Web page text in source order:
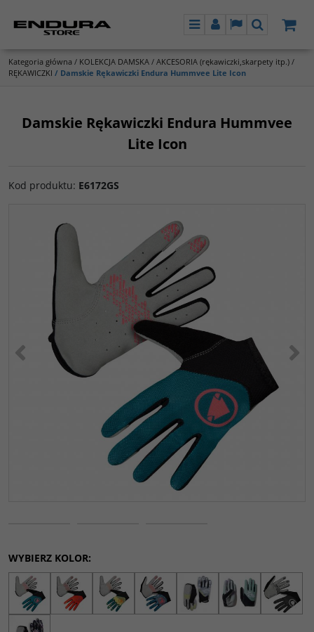
MenuPanel LangSzukaj
Kategoria główna / KOLEKCJA DAMSKA / AKCESORIA (rękawiczki,skarpety itp.) /
RĘKAWICZKI / Damskie Rękawiczki Endura Hummvee Lite Icon
Damskie Rękawiczki Endura Hummvee
Lite Icon
Kod produktu: E6172GS
<
WYBIERZ KOLOR: